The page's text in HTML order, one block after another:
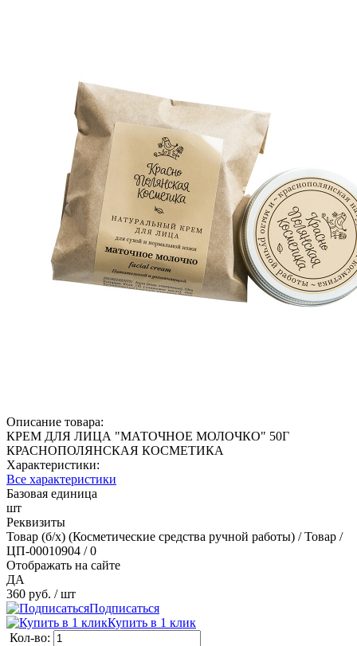
Описание товара:
КРЕМ ДЛЯ ЛИЦА "МАТОЧНОЕ МОЛОЧКО" 50Г
КРАСНОПОЛЯНСКАЯ КОСМЕТИКА
Характеристики:
Все характеристики
Базовая единица
шт
Реквизиты
Товар (б/х) (Косметические средства ручной работы) / Товар /
ЦП-00010904 / 0
Отображать на сайте
ДА
360 руб. / шт
Подписаться
Купить в 1 клик
Кол-во: